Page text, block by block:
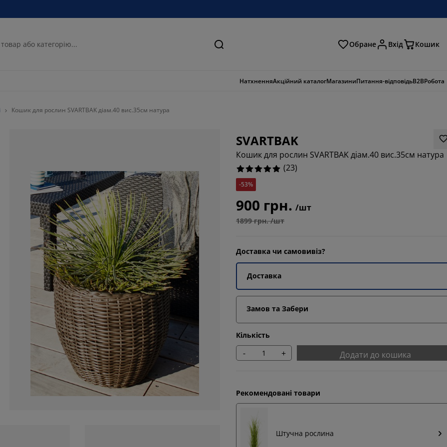
Пошук Обране Вхід Кошик
НатхненняАкційний каталогМагазиниПитання-відповідьB2BРобота
Кошик для рослин SVARTBAK діам.40 вис.35см натура
SVARTBAK
Кошик для рослин SVARTBAK діам.40 вис.35см натура
(23)
-53%
900 грн. /шт
1899 грн. /шт
Доставка чи самовивіз?
Доставка
Замов та Забери
Кількість
- + Додати до кошика
Рекомендовані товари
Штучна рослина
100%